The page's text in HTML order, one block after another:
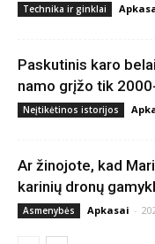
Technika ir ginklai
Paskutinis karo
namo grįžo tik
Neįtikėtinos istorijos
Ar žinojote, kad
karinių dronų
Asmenybės Apkasai -